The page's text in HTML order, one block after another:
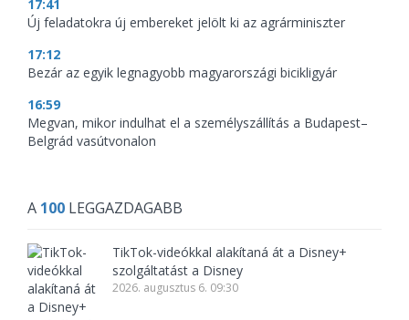
17:41
Új feladatokra új embereket jelölt ki az agrárminiszter
17:12
Bezár az egyik legnagyobb magyarországi bicikligyár
16:59
Megvan, mikor indulhat el a személyszállítás a Budapest–
Belgrád vasútvonalon
A 100 LEGGAZDAGABB
TikTok-videókkal alakítaná át a Disney+
szolgáltatást a Disney
2026. augusztus 6. 09:30